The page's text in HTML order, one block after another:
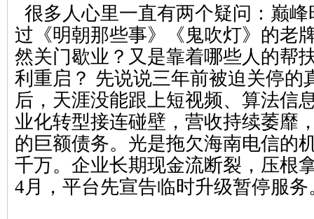
很多人心里一直有两个疑问：巅
过《明朝那些事》《鬼吹灯》的老
然关门歇业？又是靠着哪些人的帮
利重启？ 先说说三年前被迫关停的
后，天涯没能跟上短视频、算法信
业化转型接连碰壁，营收持续萎靡
的巨额债务。光是拖欠海南电信的
千万。企业长期现金流断裂，压根
4月，平台先宣告临时升级暂停服务